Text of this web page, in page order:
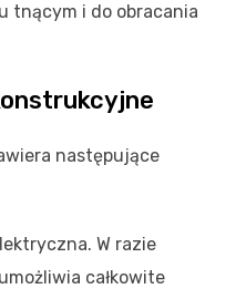
tnącym i do obracania
następujące
W razie
całkowite